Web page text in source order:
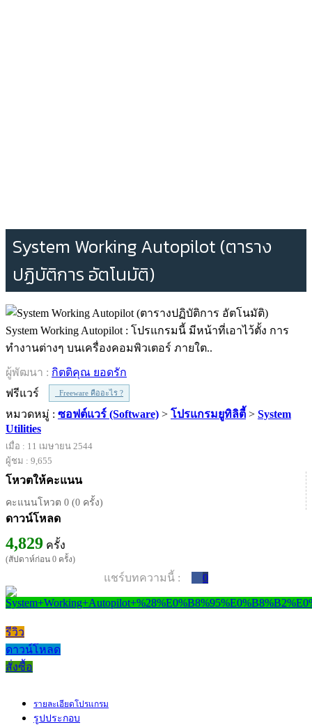
System Working Autopilot (ตาราง
ปฏิบัติการ อัตโนมัติ)
System Working Autopilot : โปรแกรมนี้ มีหน้าที่เอาไว้ตั้ง การ
ทำงานต่างๆ บนเครื่องคอมพิวเตอร์ ภายใต..
ผู้พัฒนา : กิตติคุณ ยอดรัก
ฟรีแวร์
Freeware คืออะไร ?
หมวดหมู่ : ซอฟต์แวร์ (Software) > โปรแกรมยูทิลิตี้ > System
Utilities
เมื่อ : 11 เมษายน 2544
ผู้ชม : 9,655
โหวตให้คะแนน
คะแนนโหวต 0 (0 ครั้ง)
ดาวน์โหลด
4,829 ครั้ง
(สัปดาห์ก่อน 0 ครั้ง)
แชร์บทความนี้ : 0
รีวิว
ดาวน์โหลด
สั่งซื้อ
รายละเอียดโปรแกรม
รูปประกอบ